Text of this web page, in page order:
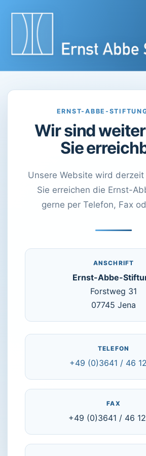
ERNST-ABBE-
Wir sind
Sie
Unsere Website wird
Sie erreichen die Ernst-
gerne per Telefon, Fax
ANSCHRIFT
Ernst-Abbe-
Forstweg 31
07745 Jena
TELEFON
+49 (0)3641 / 46
FAX
+49 (0)3641 / 46